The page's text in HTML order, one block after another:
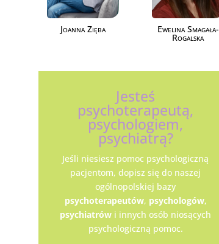
Joanna Zięba Ewelina Smagała-
Rogalska
Jesteś
psychoterapeutą,
psychologiem,
psychiatrą?
Jeśli niesiesz pomoc psychologiczną
pacjentom, dopisz się do naszej
ogólnopolskiej bazy
psychoterapeutów, psychologów,
psychiatrów i innych osób niosących
psychologiczną pomoc.